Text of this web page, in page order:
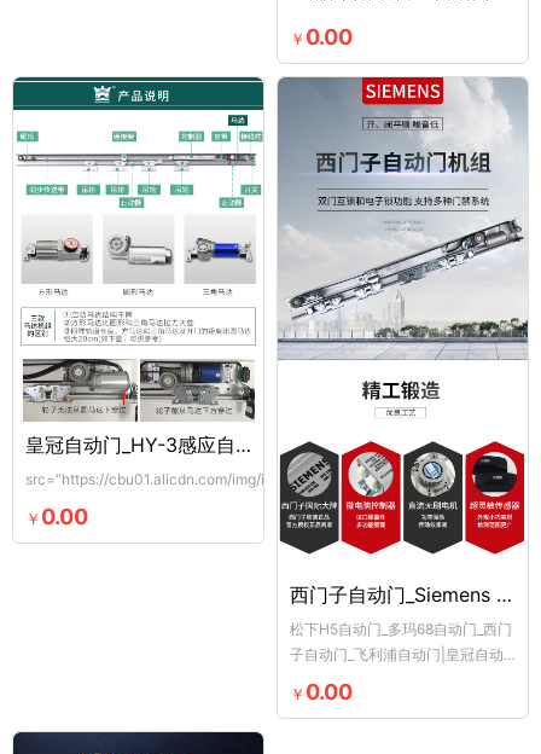
￥ 0.00
皇冠自动门_HY-3感应自动门
src="https://cbu01.alicdn.com/img/ibank/O1CN...
￥ 0.00
西门子自动门_Siemens 感应自动门_SIEMENS欧款自动门
松下H5自动门_多玛68自动门_西门
子自动门_飞利浦自动门|皇冠自动
门、富士自动门，三浦自动门、瑞
可达自动门、欧款自动门、亚款自
￥ 0.00